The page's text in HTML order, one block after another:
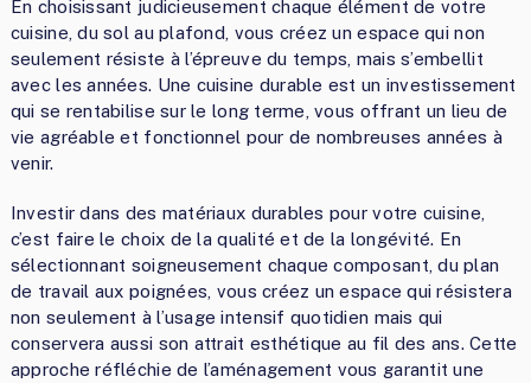
En choisissant judicieusement chaque élément de votre
cuisine, du sol au plafond, vous créez un espace qui non
seulement résiste à l’épreuve du temps, mais s’embellit
avec les années. Une cuisine durable est un investissement
qui se rentabilise sur le long terme, vous offrant un lieu de
vie agréable et fonctionnel pour de nombreuses années à
venir.
Investir dans des matériaux durables pour votre cuisine,
c’est faire le choix de la qualité et de la longévité. En
sélectionnant soigneusement chaque composant, du plan
de travail aux poignées, vous créez un espace qui résistera
non seulement à l’usage intensif quotidien mais qui
conservera aussi son attrait esthétique au fil des ans. Cette
approche réfléchie de l’aménagement vous garantit une